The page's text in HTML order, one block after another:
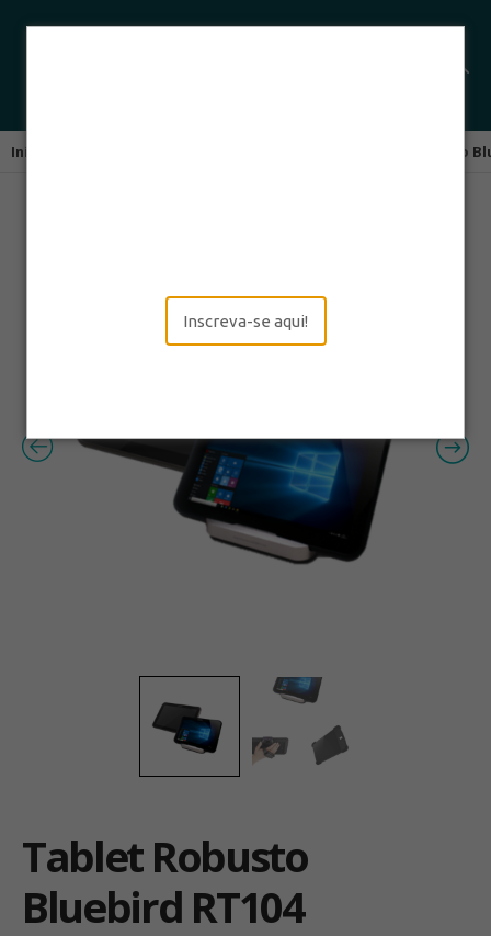
Inscreva-se aqui!
Início Tablet Robusto
Tablet Robusto
Bluebird RT104